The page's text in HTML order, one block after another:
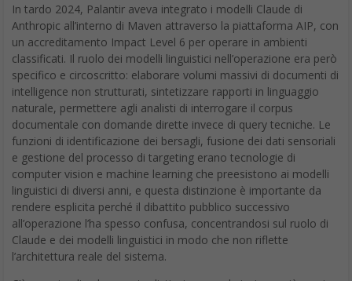
In tardo 2024, Palantir aveva integrato i modelli Claude di
Anthropic all’interno di Maven attraverso la piattaforma AIP, con
un accreditamento Impact Level 6 per operare in ambienti
classificati. Il ruolo dei modelli linguistici nell’operazione era però
specifico e circoscritto: elaborare volumi massivi di documenti di
intelligence non strutturati, sintetizzare rapporti in linguaggio
naturale, permettere agli analisti di interrogare il corpus
documentale con domande dirette invece di query tecniche. Le
funzioni di identificazione dei bersagli, fusione dei dati sensoriali
e gestione del processo di targeting erano tecnologie di
computer vision e machine learning che preesistono ai modelli
linguistici di diversi anni, e questa distinzione è importante da
rendere esplicita perché il dibattito pubblico successivo
all’operazione l’ha spesso confusa, concentrandosi sul ruolo di
Claude e dei modelli linguistici in modo che non riflette
l’architettura reale del sistema.